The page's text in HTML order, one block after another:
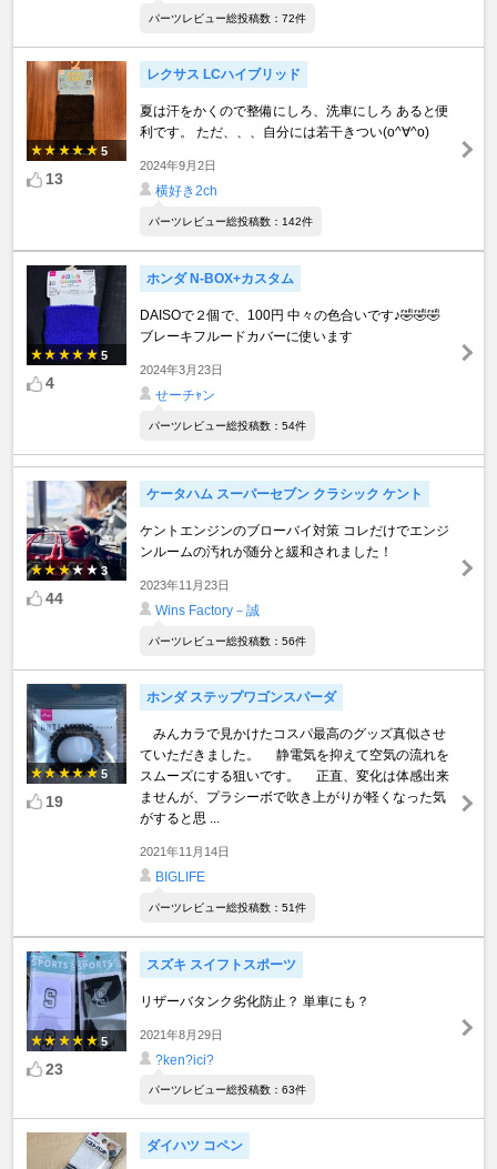
パーツレビュー総投稿数：72件
5
13
レクサス LCハイブリッド
夏は汗をかくので整備にしろ、洗車にしろ あると便
利です。 ただ、、、自分には若干きつい(o^∀^o)
2024年9月2日
横好き2ch
パーツレビュー総投稿数：142件
5
4
ホンダ N-BOX+カスタム
DAISOで２個で、100円 中々の色合いです♪🤣🤣🤣
ブレーキフルードカバーに使います
2024年3月23日
せーチｬン
パーツレビュー総投稿数：54件
3
44
ケータハム スーパーセブン クラシック ケント
ケントエンジンのブローバイ対策 コレだけでエンジ
ンルームの汚れが随分と緩和されました！
2023年11月23日
Wins Factory－誠
パーツレビュー総投稿数：56件
5
19
ホンダ ステップワゴンスパーダ
みんカラで見かけたコスパ最高のグッズ真似させ
ていただきました。 静電気を抑えて空気の流れを
スムーズにする狙いです。 正直、変化は体感出来
ませんが、プラシーボで吹き上がりが軽くなった気
がすると思 ...
2021年11月14日
BIGLIFE
パーツレビュー総投稿数：51件
5
23
スズキ スイフトスポーツ
リザーバタンク劣化防止？ 単車にも？
2021年8月29日
?ken?ici?
パーツレビュー総投稿数：63件
ダイハツ コペン